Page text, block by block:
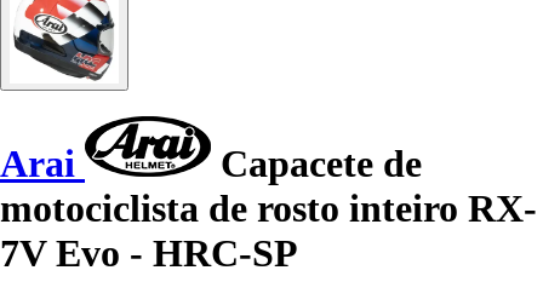
Arai
Capacete de
motociclista de rosto inteiro RX-
7V Evo - HRC-SP